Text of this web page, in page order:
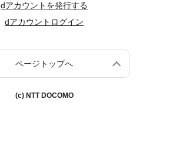
dアカウントを発行する
dアカウントログイン
ページトップへ
(c) NTT DOCOMO